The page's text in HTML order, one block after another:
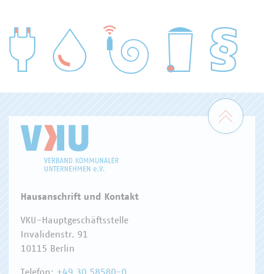
WASSER/ABWASSER
Zum
Hausanschrift und Kontakt
VKU-Hauptgeschäftsstelle
Invalidenstr. 91
10115 Berlin